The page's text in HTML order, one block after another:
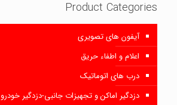
Product Categories
آیفون های تصویری
اعلام و اطفاء حریق
درب های اتوماتیک
دزدگیر اماکن و تجهیزات جانبی-دزدگیر خودرو